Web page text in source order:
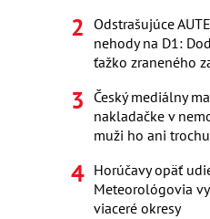
Odstrašujúce
nehody na D1:
ťažko zraneného
Český mediálny
nakladačke v
muži ho ani
Horúčavy opäť
Meteorológovia
viaceré okresy